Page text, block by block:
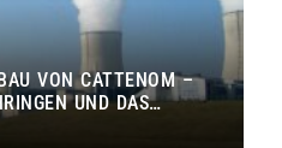
VON CATTENOM –
UND DAS